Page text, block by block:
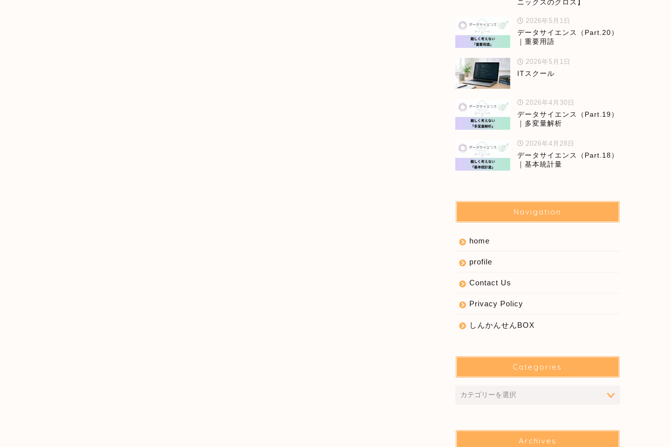
ニックスのクロス】
2026年5月1日
データサイエンス（Part.20）
｜重要用語
2026年5月1日
ITスクール
2026年4月30日
データサイエンス（Part.19）
｜多変量解析
2026年4月28日
データサイエンス（Part.18）
｜基本統計量
Navigation
home
profile
Contact Us
Privacy Policy
しんかんせんBOX
Categories
Archives